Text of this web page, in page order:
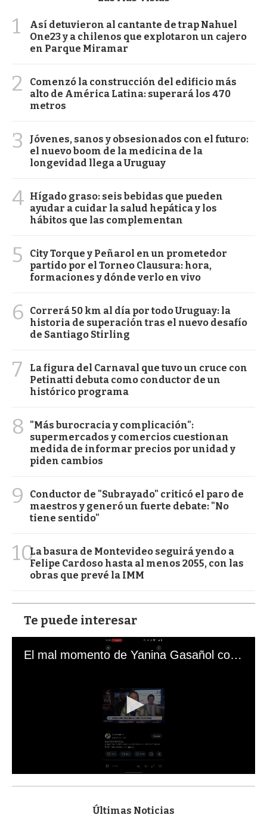
1
Así detuvieron al cantante de trap Nahuel
One23 y a chilenos que explotaron un cajero
en Parque Miramar
2
Comenzó la construcción del edificio más
alto de América Latina: superará los 470
metros
3
Jóvenes, sanos y obsesionados con el futuro:
el nuevo boom de la medicina de la
longevidad llega a Uruguay
4 Hígado graso: seis bebidas que pueden
ayudar a cuidar la salud hepática y los
hábitos que las complementan
5
City Torque y Peñarol en un prometedor
partido por el Torneo Clausura: hora,
formaciones y dónde verlo en vivo
6
Correrá 50 km al día por todo Uruguay: la
historia de superación tras el nuevo desafío
de Santiago Stirling
7
La figura del Carnaval que tuvo un cruce con
Petinatti debuta como conductor de un
histórico programa
8
"Más burocracia y complicación":
supermercados y comercios cuestionan
medida de informar precios por unidad y
piden cambios
9
Conductor de "Subrayado" criticó el paro de
maestros y generó un fuerte debate: "No
tiene sentido"
10La basura de Montevideo seguirá yendo a
Felipe Cardoso hasta al menos 2055, con las
obras que prevé la IMM
Te puede interesar
El mal momento de Yanina Gasañol con un hincha argentino en "Subrayado"
s
Últimas Noticias